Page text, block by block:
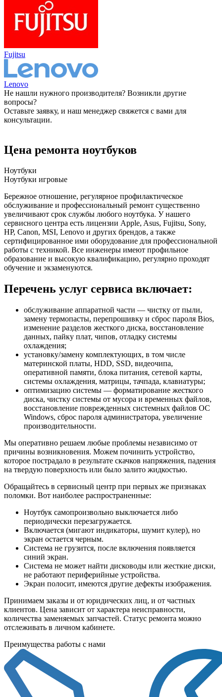
Fujitsu
Lenovo
Не нашли нужного производителя? Возникли другие
вопросы?
Оставьте заявку, и наш менеджер свяжется с вами для
консультации.
Цена ремонта ноутбуков
Ноутбуки
Ноутбуки игровые
Бережное отношение, регулярное профилактическое
обслуживание и профессиональный ремонт существенно
увеличивают срок службы любого ноутбука. У нашего
сервисного центра есть лицензии Apple, Asus, Fujitsu, Sony,
HP, Canon, MSI, Lenovo и других брендов, а также
сертифицированное ими оборудование для профессиональной
работы с техникой. Все инженеры имеют профильное
образование и высокую квалификацию, регулярно проходят
обучение и экзаменуются.
Перечень услуг сервиса включает:
обслуживание аппаратной части — чистку от пыли,
замену термопасты, перепрошивку и сброс пароля Bios,
изменение разделов жесткого диска, восстановление
данных, пайку плат, чипов, отладку системы
охлаждения;
установку/замену комплектующих, в том числе
материнской платы, HDD, SSD, видеочипа,
оперативной памяти, блока питания, сетевой карты,
системы охлаждения, матрицы, тачпада, клавиатуры;
оптимизацию системы — форматирование жесткого
диска, чистку системы от мусора и временных файлов,
восстановление поврежденных системных файлов ОС
Windows, сброс пароля администратора, увеличение
производительности.
Мы оперативно решаем любые проблемы независимо от
причины возникновения. Можем починить устройство,
которое пострадало в результате скачков напряжения, падения
на твердую поверхность или было залито жидкостью.
Обращайтесь в сервисный центр при первых же признаках
поломки. Вот наиболее распространенные:
Ноутбук самопроизвольно выключается либо
периодически перезагружается.
Включается (мигают индикаторы, шумит кулер), но
экран остается черным.
Система не грузится, после включения появляется
синий экран.
Система не может найти дисководы или жесткие диски,
не работают периферийные устройства.
Экран полосит, имеются другие дефекты изображения.
Принимаем заказы и от юридических лиц, и от частных
клиентов. Цена зависит от характера неисправности,
количества заменяемых запчастей. Статус ремонта можно
отслеживать в личном кабинете.
Преимущества работы с нами